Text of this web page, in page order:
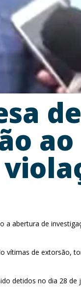
de
ao
a abertura de
vítimas de extorsão,
detidos no dia 28